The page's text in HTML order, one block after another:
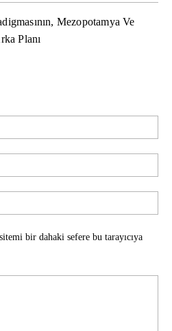
Mezopotamya Ve
Planı
bir dahaki sefere bu tarayıcıya